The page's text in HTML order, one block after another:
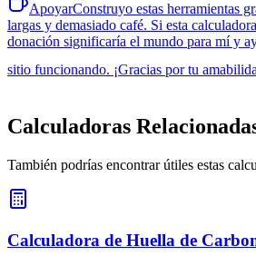
ApoyarConstruyo estas herramientas
largas y demasiado café. Si esta
donación significaría el mundo para mí y
sitio funcionando. ¡Gracias por tu
Calculadoras
También podrías encontrar útiles estas
Calculadora de Huella de